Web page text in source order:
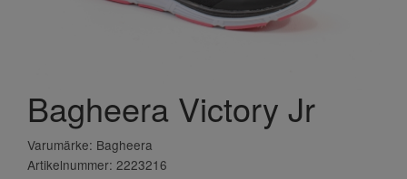
Bagheera Victory Jr
Varumärke: Bagheera
Artikelnummer: 2223216